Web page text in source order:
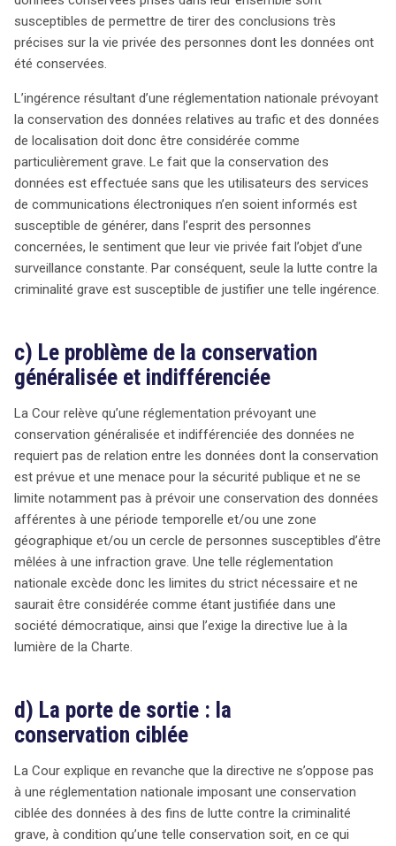
susceptibles de permettre de tirer des conclusions très
précises sur la vie privée des personnes dont les données ont
été conservées.
L’ingérence résultant d’une réglementation nationale prévoyant
la conservation des données relatives au trafic et des données
de localisation doit donc être considérée comme
particulièrement grave. Le fait que la conservation des
données est effectuée sans que les utilisateurs des services
de communications électroniques n’en soient informés est
susceptible de générer, dans l’esprit des personnes
concernées, le sentiment que leur vie privée fait l’objet d’une
surveillance constante. Par conséquent, seule la lutte contre la
criminalité grave est susceptible de justifier une telle ingérence.
c) Le problème de la conservation
généralisée et indifférenciée
La Cour relève qu’une réglementation prévoyant une
conservation généralisée et indifférenciée des données ne
requiert pas de relation entre les données dont la conservation
est prévue et une menace pour la sécurité publique et ne se
limite notamment pas à prévoir une conservation des données
afférentes à une période temporelle et/ou une zone
géographique et/ou un cercle de personnes susceptibles d’être
mêlées à une infraction grave. Une telle réglementation
nationale excède donc les limites du strict nécessaire et ne
saurait être considérée comme étant justifiée dans une
société démocratique, ainsi que l’exige la directive lue à la
lumière de la Charte.
d) La porte de sortie : la
conservation ciblée
La Cour explique en revanche que la directive ne s’oppose pas
à une réglementation nationale imposant une conservation
ciblée des données à des fins de lutte contre la criminalité
grave, à condition qu’une telle conservation soit, en ce qui